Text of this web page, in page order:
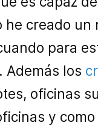
creado un
para
Además los
oficinas
y